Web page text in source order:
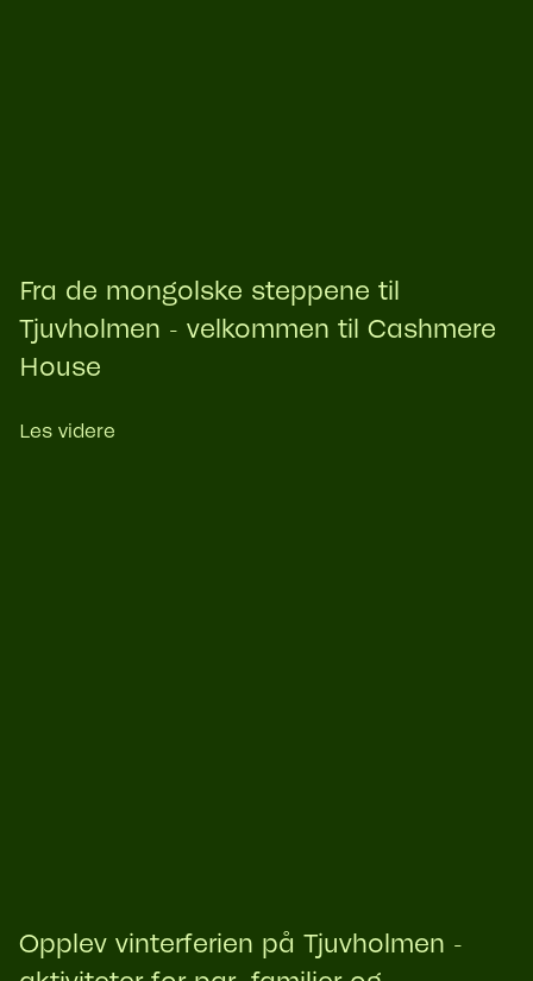
Fra de mongolske steppene til
Tjuvholmen - velkommen til Cashmere
House
Les videre
Opplev vinterferien på Tjuvholmen -